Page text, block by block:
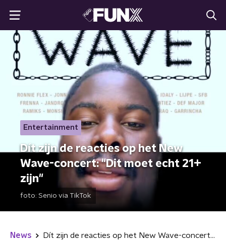
Entertainment
Dít zijn de reacties op het New
Wave-concert: "Dit moet echt 21+
zijn"
foto: Senio via TikTok
News Dít zijn de reacties op het New Wave-concert: "Dit moet echt 21+ zijn"